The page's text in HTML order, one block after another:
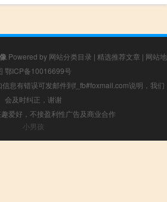
Powered by 网站分类目录 | 精选推荐文章 | 网站地
鄂ICP备10016699号
息有错误可发邮件到f_fb#foxmail.com说明，我们
会及时纠正，谢谢
爱好，不接盈利性广告及商业合作
小男孩